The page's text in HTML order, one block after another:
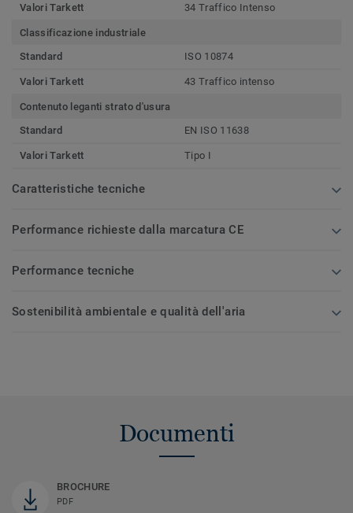
Valori Tarkett 34 Traffico Intenso
Classificazione industriale
Standard
ISO 10874
Valori Tarkett 43 Traffico intenso
Contenuto leganti strato d'usura
Standard
EN ISO 11638
Valori Tarkett Tipo I
Caratteristiche tecniche
Performance richieste dalla marcatura CE
Performance tecniche
Sostenibilità ambientale e qualità dell'aria
Documenti
BROCHURE
PDF